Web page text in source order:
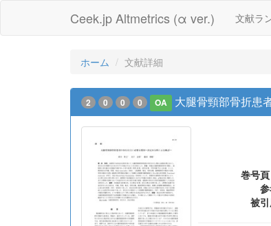
Ceek.jp Altmetrics (α ver.) 文献ラ
ホーム 文献詳細
2 0 0 0 OA 大腿骨頸部骨折患
巻号
被